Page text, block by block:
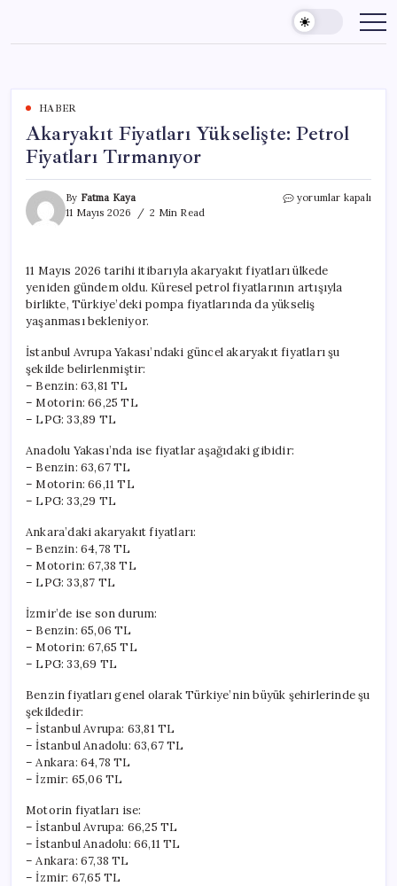
content
HABER
Akaryakıt Fiyatları Yükselişte: Petrol
Fiyatları Tırmanıyor
By Fatma Kaya
11 Mayıs 2026
2 Min Read
Akaryakıt
Tırmanıyor
için
yorumlar kapalı
11 Mayıs 2026 tarihi itibarıyla akaryakıt fiyatları ülkede
yeniden gündem oldu. Küresel petrol fiyatlarının artışıyla
birlikte, Türkiye’deki pompa fiyatlarında da yükseliş
yaşanması bekleniyor.
İstanbul Avrupa Yakası’ndaki güncel akaryakıt fiyatları şu
şekilde belirlenmiştir:
– Benzin: 63,81 TL
– Motorin: 66,25 TL
– LPG: 33,89 TL
Anadolu Yakası’nda ise fiyatlar aşağıdaki gibidir:
– Benzin: 63,67 TL
– Motorin: 66,11 TL
– LPG: 33,29 TL
Ankara’daki akaryakıt fiyatları:
– Benzin: 64,78 TL
– Motorin: 67,38 TL
– LPG: 33,87 TL
İzmir’de ise son durum:
– Benzin: 65,06 TL
– Motorin: 67,65 TL
– LPG: 33,69 TL
Benzin fiyatları genel olarak Türkiye’nin büyük şehirlerinde şu
şekildedir:
– İstanbul Avrupa: 63,81 TL
– İstanbul Anadolu: 63,67 TL
– Ankara: 64,78 TL
– İzmir: 65,06 TL
Motorin fiyatları ise:
– İstanbul Avrupa: 66,25 TL
– İstanbul Anadolu: 66,11 TL
– Ankara: 67,38 TL
– İzmir: 67,65 TL